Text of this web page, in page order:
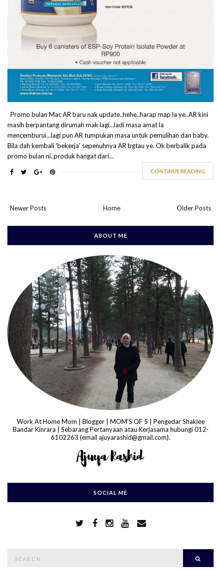
Promo bulan Mac AR baru nak update..hehe..harap map la ye..AR kini
masih berpantang dirumah mak lagi..Jadi masa amat la
mencemburui...lagi pun AR tumpukan masa untuk pemulihan dan baby.
Bila dah kembali 'bekerja' sepenuhnya AR bgtau ye. Ok berbalik pada
promo bulan ni..produk hangat dari...
CONTINUE READING
Newer Posts Older Posts
Home
ABOUT ME
Work At Home Mom | Blogger | MOM'S OF 5 | Pengedar Shaklee
Bandar Kinrara | Sebarang Pertanyaan atau Kerjasama hubungi 012-
6102263 (email ajuyarashid@gmail.com).
SOCIAL ME